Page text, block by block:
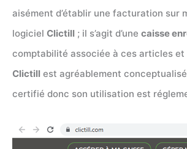
aisément d’établir une facturation sur
logiciel Clictill ; il s’agit d’une caisse
comptabilité associée à ces articles
Clictill est agréablement
certifié donc son utilisation est